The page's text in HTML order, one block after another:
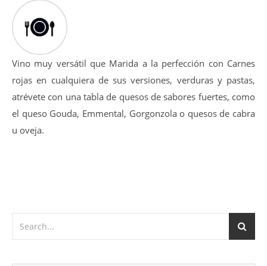
Vino muy versátil que Marida a la perfección con Carnes
rojas en cualquiera de sus versiones, verduras y pastas,
atrévete con una tabla de quesos de sabores fuertes, como
el queso Gouda, Emmental, Gorgonzola o quesos de cabra
u oveja.